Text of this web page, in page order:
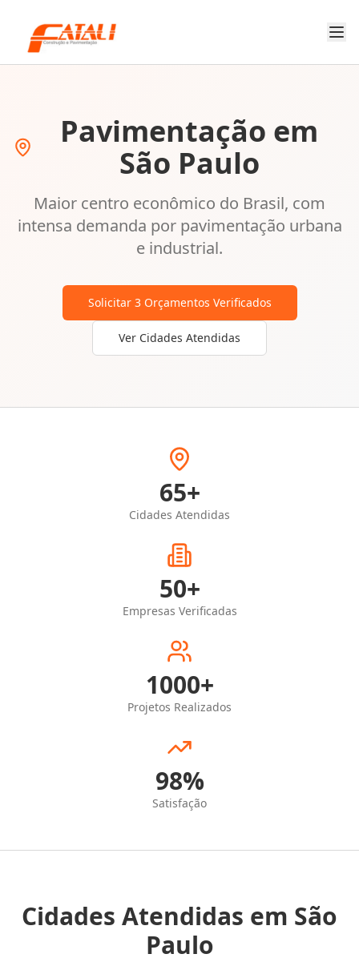
Pavimentação em
São Paulo
Maior centro econômico do Brasil, com
intensa demanda por pavimentação urbana
e industrial.
Solicitar 3 Orçamentos Verificados
Ver Cidades Atendidas
65+
Cidades Atendidas
50+
Empresas Verificadas
1000+
Projetos Realizados
98%
Satisfação
Cidades Atendidas em São
Paulo